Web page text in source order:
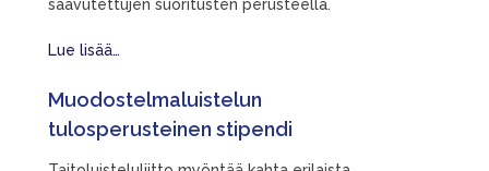
saavutettujen suoritusten perusteella.
Lue lisää…
Muodostelmaluistelun
tulosperusteinen stipendi